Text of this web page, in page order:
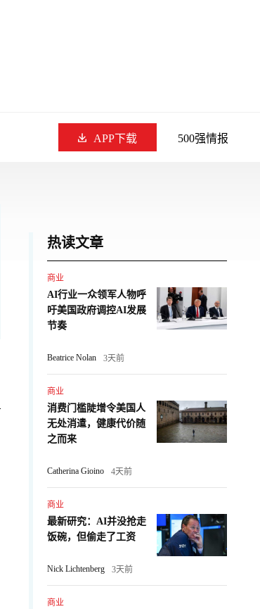
APP下载 500强情报
热读文章
商业
AI行业一众领军人物呼
吁美国政府调控AI发展
节奏
Beatrice Nolan 3天前
商业
消费门槛陡增令美国人
无处消遣，健康代价随
之而来
Catherina Gioino 4天前
商业
最新研究：AI并没抢走
饭碗，但偷走了工资
Nick Lichtenberg 3天前
商业